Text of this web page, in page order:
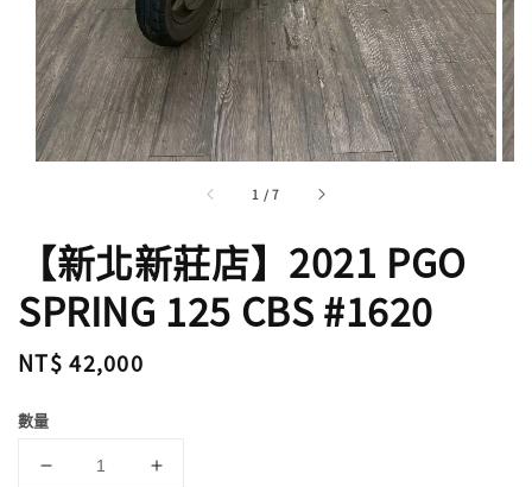
1 /7
【新北新莊店】2021 PGO
SPRING 125 CBS #1620
Regular
NT$ 42,000
數量